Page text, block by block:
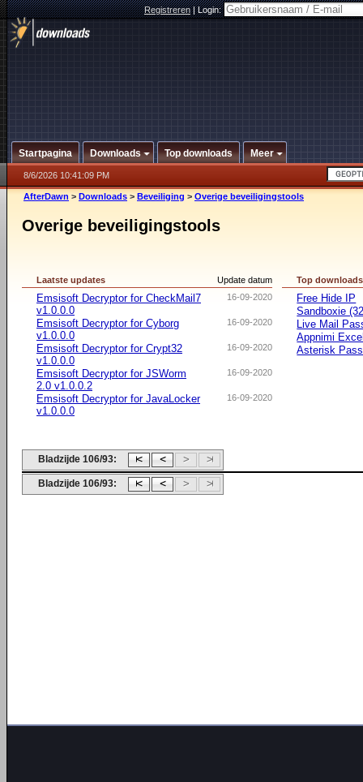
Registreren|Login:
Startpagina Downloads Top downloads Meer
8/6/2026 10:41:09 PM
AfterDawn > Downloads > Beveiliging > Overige beveiligingstools
Overige beveiligingstools
Update datum
Laatste updates
16-09-2020
Emsisoft Decryptor for CheckMail7
v1.0.0.0
16-09-2020
Emsisoft Decryptor for Cyborg
v1.0.0.0
16-09-2020
Emsisoft Decryptor for Crypt32
v1.0.0.0
16-09-2020
Emsisoft Decryptor for JSWorm
2.0 v1.0.0.2
16-09-2020
Emsisoft Decryptor for JavaLocker
v1.0.0.0
Top downloads
Free Hide IP
Sandboxie
Live Mail
Appnimi
Asterisk
Bladzijde 106/93:
Bladzijde 106/93: